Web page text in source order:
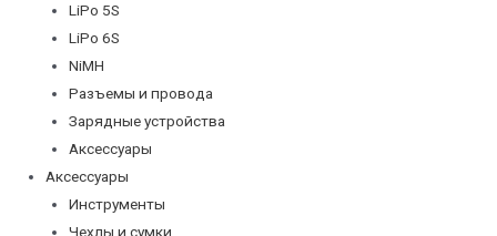
LiPo 5S
LiPo 6S
NiMH
Разъемы и провода
Зарядные устройства
Аксессуары
Аксессуары
Инструменты
Чехлы и сумки